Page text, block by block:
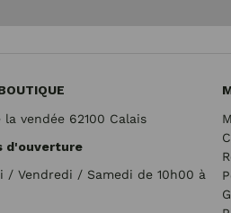
vendée 62100 Calais
d'ouverture
/ Vendredi / Samedi de 10h00 à